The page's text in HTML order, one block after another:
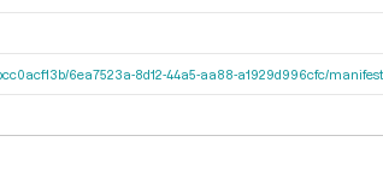
6ea7523a-8d12-44a5-aa88-a1929d996cfc/manifest